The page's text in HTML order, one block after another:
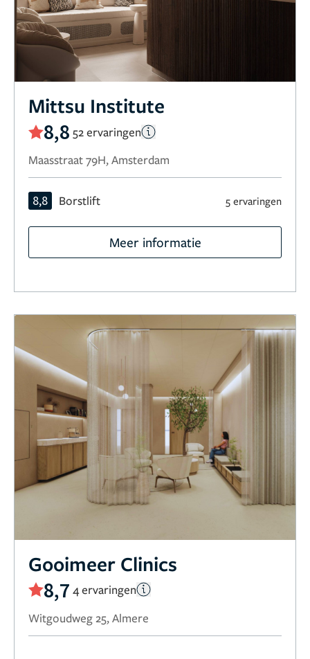
Mittsu Institute
8,8 52 ervaringen
Maasstraat 79H, Amsterdam
8,8 Borstlift 5 ervaringen
Meer informatie
Gooimeer Clinics
8,7 4 ervaringen
Witgoudweg 25, Almere